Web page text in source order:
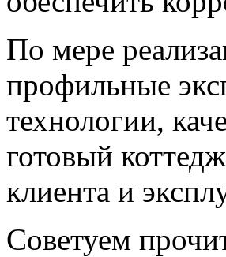
По мере
профильные
технологии,
готовый
клиента и
Советуем